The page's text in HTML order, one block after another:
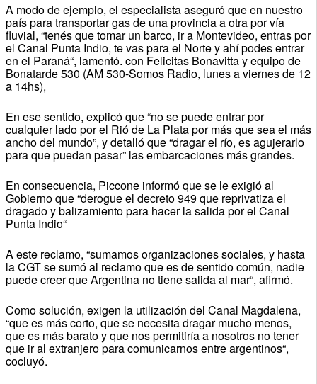
A modo de ejemplo, el especialista aseguró que en nuestro
país para transportar gas de una provincia a otra por vía
fluvial, “tenés que tomar un barco, ir a Montevideo, entras por
el Canal Punta Indio, te vas para el Norte y ahí podes entrar
en el Paraná“, lamentó. con Felicitas Bonavitta y equipo de
Bonatarde 530 (AM 530-Somos Radio, lunes a viernes de 12
a 14hs),
En ese sentido, explicó que “no se puede entrar por
cualquier lado por el Rió de La Plata por más que sea el más
ancho del mundo”, y detalló que “dragar el río, es agujerarlo
para que puedan pasar” las embarcaciones más grandes.
En consecuencia, Piccone informó que se le exigió al
Gobierno que “derogue el decreto 949 que reprivatiza el
dragado y balizamiento para hacer la salida por el Canal
Punta Indio“
A este reclamo, “sumamos organizaciones sociales, y hasta
la CGT se sumó al reclamo que es de sentido común, nadie
puede creer que Argentina no tiene salida al mar“, afirmó.
Como solución, exigen la utilización del Canal Magdalena,
“que es más corto, que se necesita dragar mucho menos,
que es más barato y que nos permitiría a nosotros no tener
que ir al extranjero para comunicarnos entre argentinos“,
cocluyó.